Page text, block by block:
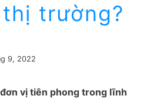
trường?
9, 2022
vị tiên phong trong lĩnh